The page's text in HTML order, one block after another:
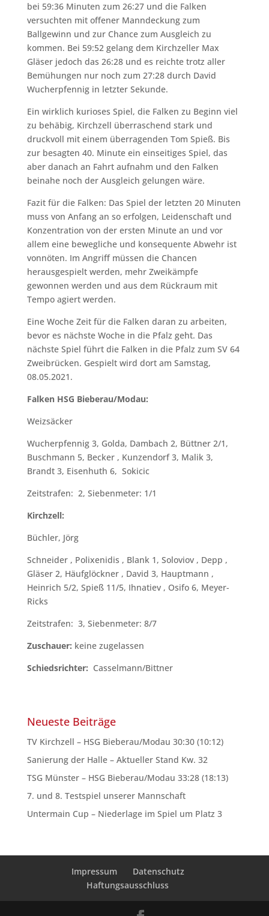
bei 59:36 Minuten zum 26:27 und die Falken
versuchten mit offener Manndeckung zum
Ballgewinn und zur Chance zum Ausgleich zu
kommen. Bei 59:52 gelang dem Kirchzeller Max
Gläser jedoch das 26:28 und es reichte trotz aller
Bemühungen nur noch zum 27:28 durch David
Wucherpfennig in letzter Sekunde.
Ein wirklich kurioses Spiel, die Falken zu Beginn viel
zu behäbig, Kirchzell überraschend stark und
druckvoll mit einem überragenden Tom Spieß. Bis
zur besagten 40. Minute ein einseitiges Spiel, das
aber danach an Fahrt aufnahm und den Falken
beinahe noch der Ausgleich gelungen wäre.
Fazit für die Falken: Das Spiel der letzten 20 Minuten
muss von Anfang an so erfolgen, Leidenschaft und
Konzentration von der ersten Minute an und vor
allem eine bewegliche und konsequente Abwehr ist
vonnöten. Im Angriff müssen die Chancen
herausgespielt werden, mehr Zweikämpfe
gewonnen werden und aus dem Rückraum mit
Tempo agiert werden.
Eine Woche Zeit für die Falken daran zu arbeiten,
bevor es nächste Woche in die Pfalz geht. Das
nächste Spiel führt die Falken in die Pfalz zum SV 64
Zweibrücken. Gespielt wird dort am Samstag,
08.05.2021.
Falken HSG Bieberau/Modau:
Weizsäcker
Wucherpfennig 3, Golda, Dambach 2, Büttner 2/1,
Buschmann 5, Becker , Kunzendorf 3, Malik 3,
Brandt 3, Eisenhuth 6, Sokicic
Zeitstrafen: 2, Siebenmeter: 1/1
Kirchzell:
Büchler, Jörg
Schneider , Polixenidis , Blank 1, Soloviov , Depp ,
Gläser 2, Häufglöckner , David 3, Hauptmann ,
Heinrich 5/2, Spieß 11/5, Ihnatiev , Osifo 6, Meyer-
Ricks
Zeitstrafen: 3, Siebenmeter: 8/7
Zuschauer: keine zugelassen
Schiedsrichter: Casselmann/Bittner
Neueste Beiträge
TV Kirchzell – HSG Bieberau/Modau 30:30 (10:12)
Sanierung der Halle – Aktueller Stand Kw. 32
TSG Münster – HSG Bieberau/Modau 33:28 (18:13)
7. und 8. Testspiel unserer Mannschaft
Untermain Cup – Niederlage im Spiel um Platz 3
Impressum
Datenschutz
Haftungsausschluss